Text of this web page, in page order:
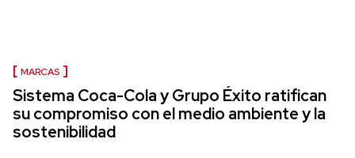
MARCAS
Sistema Coca-Cola y Grupo Éxito ratifican
su compromiso con el medio ambiente y la
sostenibilidad